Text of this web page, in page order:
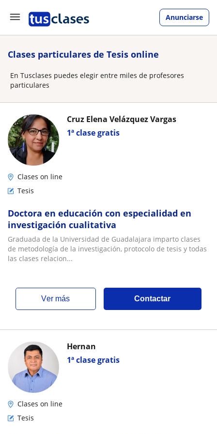
Anunciarse
Clases particulares de Tesis online
En Tusclases puedes elegir entre miles de profesores
particulares
1ª clase gratis
Cruz Elena Velázquez Vargas
Clases on line
Tesis
Doctora en educación con especialidad en
investigación cualitativa
Graduada de la Universidad de Guadalajara imparto clases
de metodología de la investigación, protocolo de tesis y todas
las clases relacion...
ver más Contactar
1ª clase gratis
Hernan
Clases on line
Tesis